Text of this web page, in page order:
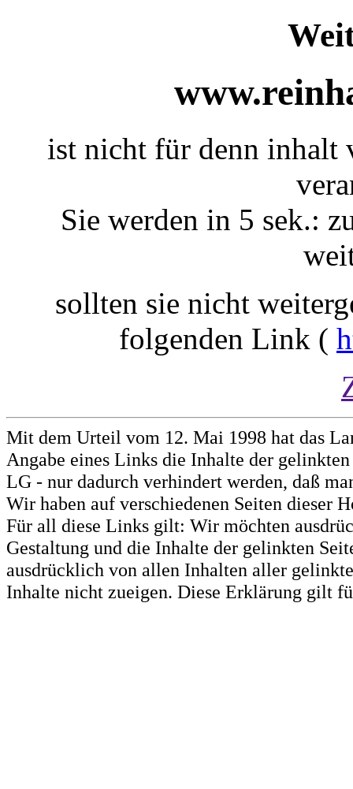
ist nicht für denn inhalt
Sie werden in 5 sek.:
sollten sie nicht
folgenden Link (
Mit dem Urteil vom 12. Mai 1998 hat das
Angabe eines Links die Inhalte der
LG - nur dadurch verhindert werden, daß
Wir haben auf verschiedenen Seiten dieser
Für all diese Links gilt: Wir möchten
Gestaltung und die Inhalte der gelinkten
ausdrücklich von allen Inhalten aller
Inhalte nicht zueigen. Diese Erklärung gilt